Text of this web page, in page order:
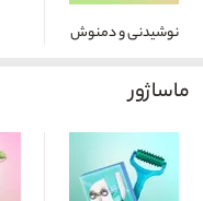
نوشیدنی و دمنوش
ماساژور